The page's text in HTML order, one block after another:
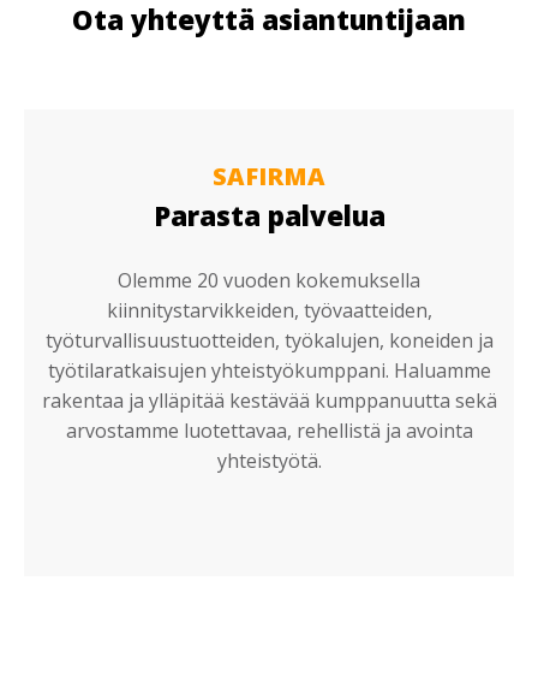
Ota yhteyttä asiantuntijaan
SAFIRMA
Parasta palvelua
Olemme 20 vuoden kokemuksella
kiinnitystarvikkeiden, työvaatteiden,
työturvallisuustuotteiden, työkalujen, koneiden ja
työtilaratkaisujen yhteistyökumppani. Haluamme
rakentaa ja ylläpitää kestävää kumppanuutta sekä
arvostamme luotettavaa, rehellistä ja avointa
yhteistyötä.